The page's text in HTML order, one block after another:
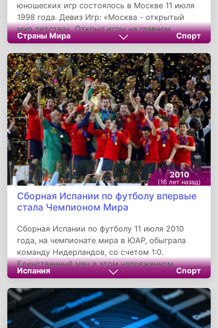
юношеских игр состоялось в Москве 11 июля
1998 года. Девиз Игр: «Москва - открытый
мир детства». Открыл игры на главном
олимпийском стадионе в Лужниках первый
президент России Борис Ельцин. Президент
Международного олимпийского комитета
Хуан Антонио Самаранч вручил Золотой
Олимпийский орден Юрию Лужкову. В
спортивных состязаниях приняли участие
юные спортсмены более чем из 140 стран
мира.
Страны Мира Спорт
2010
(16 лет назад)
Сборная Испании по футболу впервые
стала Чемпионом Мира
Сборная Испании по футболу 11 июля 2010
года, на чемпионате мира в ЮАР, обыграла
команду Нидерландов, со счетом 1:0.
Единственный мяч в этом напряженном
противостоянии забил Андрес Иньеста, на
116-й минуте. Испанская команда впервые в
своей истории стала чемпионом мира. Двумя
годами ранее Испания стала лучшей на
европейском континенте.
Испания Спорт